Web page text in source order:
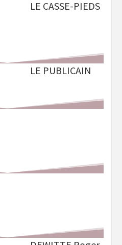
LE CASSE-PIEDS
LE PUBLICAIN